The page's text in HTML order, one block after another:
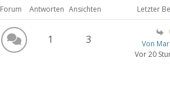
Forum Antworten Ansichten Letzter
1 3
Von
Vor 20